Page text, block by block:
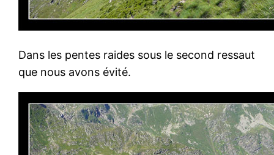
Dans les pentes raides sous le second ressaut
que nous avons évité.